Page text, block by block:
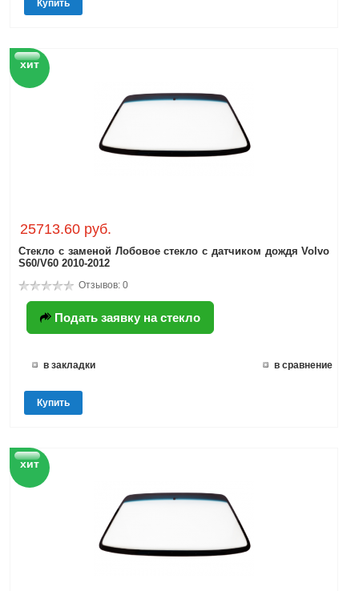
Купить
хит
25713.60 руб.
Стекло с заменой Лобовое стекло с датчиком дождя Volvo
S60/V60 2010-2012
Отзывов: 0
Подать заявку на стекло
в закладки в сравнение
Купить
хит